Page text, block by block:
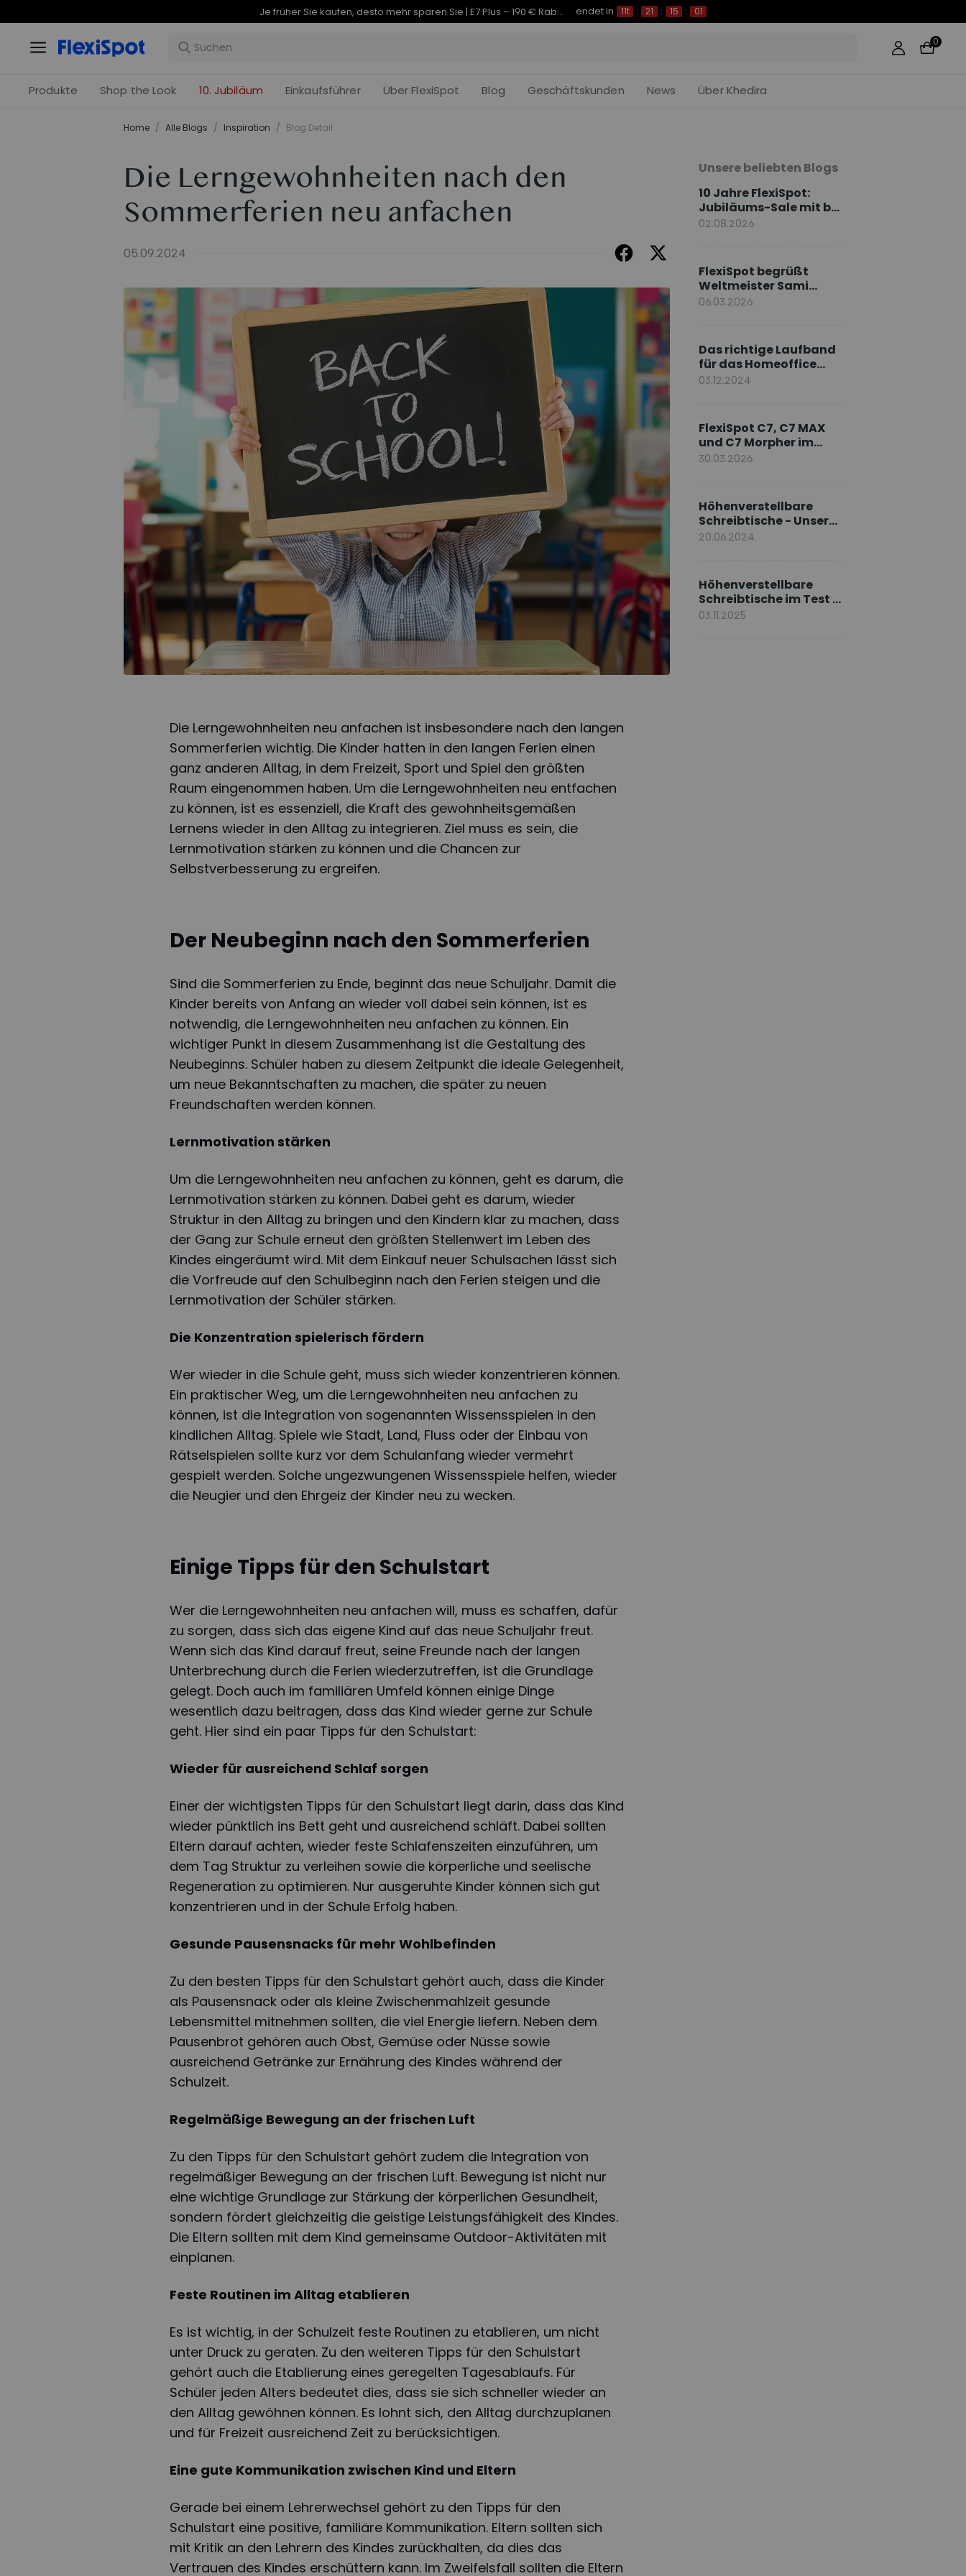
Je früher Sie kaufen, desto mehr sparen Sie | C7 Morpher – 290 € Rabatt endet in 11t : 21 : 15 : 00
0
Produkte Shop the Look 10. Jubiläum Einkaufsführer Über FlexiSpot Blog Geschäftskunden News Über Khedira
Home / Alle Blogs / Inspiration / Blog Detail
Die Lerngewohnheiten nach den
Sommerferien neu anfachen
05.09.2024
Die Lerngewohnheiten neu anfachen ist insbesondere nach den langen
Sommerferien wichtig. Die Kinder hatten in den langen Ferien einen
ganz anderen Alltag, in dem Freizeit, Sport und Spiel den größten
Raum eingenommen haben. Um die Lerngewohnheiten neu entfachen
zu können, ist es essenziell, die Kraft des gewohnheitsgemäßen
Lernens wieder in den Alltag zu integrieren. Ziel muss es sein, die
Lernmotivation stärken zu können und die Chancen zur
Selbstverbesserung zu ergreifen.
Der Neubeginn nach den Sommerferien
Sind die Sommerferien zu Ende, beginnt das neue Schuljahr. Damit die
Kinder bereits von Anfang an wieder voll dabei sein können, ist es
notwendig, die Lerngewohnheiten neu anfachen zu können. Ein
wichtiger Punkt in diesem Zusammenhang ist die Gestaltung des
Neubeginns. Schüler haben zu diesem Zeitpunkt die ideale Gelegenheit,
um neue Bekanntschaften zu machen, die später zu neuen
Freundschaften werden können.
Lernmotivation stärken
Um die Lerngewohnheiten neu anfachen zu können, geht es darum, die
Lernmotivation stärken zu können. Dabei geht es darum, wieder
Struktur in den Alltag zu bringen und den Kindern klar zu machen, dass
der Gang zur Schule erneut den größten Stellenwert im Leben des
Kindes eingeräumt wird. Mit dem Einkauf neuer Schulsachen lässt sich
die Vorfreude auf den Schulbeginn nach den Ferien steigen und die
Lernmotivation der Schüler stärken.
Die Konzentration spielerisch fördern
Wer wieder in die Schule geht, muss sich wieder konzentrieren können.
Ein praktischer Weg, um die Lerngewohnheiten neu anfachen zu
können, ist die Integration von sogenannten Wissensspielen in den
kindlichen Alltag. Spiele wie Stadt, Land, Fluss oder der Einbau von
Rätselspielen sollte kurz vor dem Schulanfang wieder vermehrt
gespielt werden. Solche ungezwungenen Wissensspiele helfen, wieder
die Neugier und den Ehrgeiz der Kinder neu zu wecken.
Einige Tipps für den Schulstart
Wer die Lerngewohnheiten neu anfachen will, muss es schaffen, dafür
zu sorgen, dass sich das eigene Kind auf das neue Schuljahr freut.
Wenn sich das Kind darauf freut, seine Freunde nach der langen
Unterbrechung durch die Ferien wiederzutreffen, ist die Grundlage
gelegt. Doch auch im familiären Umfeld können einige Dinge
wesentlich dazu beitragen, dass das Kind wieder gerne zur Schule
geht. Hier sind ein paar Tipps für den Schulstart:
Wieder für ausreichend Schlaf sorgen
Einer der wichtigsten Tipps für den Schulstart liegt darin, dass das Kind
wieder pünktlich ins Bett geht und ausreichend schläft. Dabei sollten
Eltern darauf achten, wieder feste Schlafenszeiten einzuführen, um
dem Tag Struktur zu verleihen sowie die körperliche und seelische
Regeneration zu optimieren. Nur ausgeruhte Kinder können sich gut
konzentrieren und in der Schule Erfolg haben.
Gesunde Pausensnacks für mehr Wohlbefinden
Zu den besten Tipps für den Schulstart gehört auch, dass die Kinder
als Pausensnack oder als kleine Zwischenmahlzeit gesunde
Lebensmittel mitnehmen sollten, die viel Energie liefern. Neben dem
Pausenbrot gehören auch Obst, Gemüse oder Nüsse sowie
ausreichend Getränke zur Ernährung des Kindes während der
Schulzeit.
Regelmäßige Bewegung an der frischen Luft
Zu den Tipps für den Schulstart gehört zudem die Integration von
regelmäßiger Bewegung an der frischen Luft. Bewegung ist nicht nur
eine wichtige Grundlage zur Stärkung der körperlichen Gesundheit,
sondern fördert gleichzeitig die geistige Leistungsfähigkeit des Kindes.
Die Eltern sollten mit dem Kind gemeinsame Outdoor-Aktivitäten mit
einplanen.
Feste Routinen im Alltag etablieren
Es ist wichtig, in der Schulzeit feste Routinen zu etablieren, um nicht
unter Druck zu geraten. Zu den weiteren Tipps für den Schulstart
gehört auch die Etablierung eines geregelten Tagesablaufs. Für
Schüler jeden Alters bedeutet dies, dass sie sich schneller wieder an
den Alltag gewöhnen können. Es lohnt sich, den Alltag durchzuplanen
und für Freizeit ausreichend Zeit zu berücksichtigen.
Eine gute Kommunikation zwischen Kind und Eltern
Gerade bei einem Lehrerwechsel gehört zu den Tipps für den
Schulstart eine positive, familiäre Kommunikation. Eltern sollten sich
mit Kritik an den Lehrern des Kindes zurückhalten, da dies das
Vertrauen des Kindes erschüttern kann. Im Zweifelsfall sollten die Eltern
Unsere beliebten Blogs
10 Jahre FlexiSpot:
Jubiläums-Sale mit bis
zu 50 % Rabatt
02.08.2026
FlexiSpot begrüßt
Weltmeister Sami
Khedira als
06.03.2026
Das richtige Laufband
für das Homeoffice
wählen
03.12.2024
FlexiSpot C7, C7 MAX
und C7 Morpher im
Vergleich: Welches
30.03.2026
Höhenverstellbare
Schreibtische - Unsere
E7-Serie
20.06.2024
Höhenverstellbare
Schreibtische im Test –
Die besten Standing
03.11.2025